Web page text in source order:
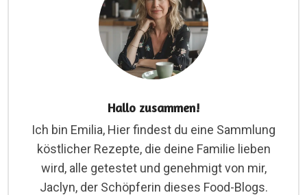
Hallo zusammen!
Ich bin Emilia, Hier findest du eine Sammlung
köstlicher Rezepte, die deine Familie lieben
wird, alle getestet und genehmigt von mir,
Jaclyn, der Schöpferin dieses Food-Blogs.